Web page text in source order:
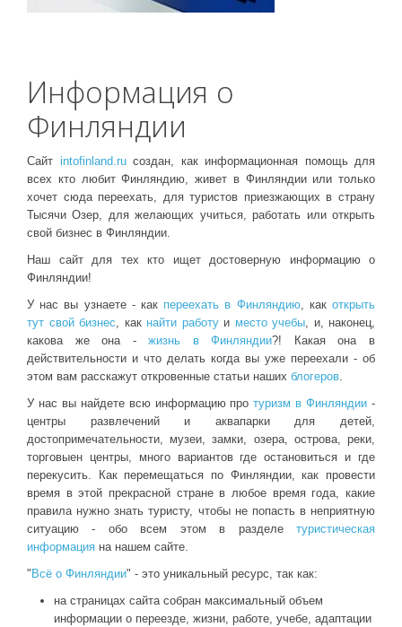
Информация о
Финляндии
Сайт intofinland.ruсоздан, как информационная помощь для
всех кто любит Финляндию, живет в Финляндии или только
хочет сюда переехать, для туристов приезжающих в страну
Тысячи Озер, для желающих учиться, работать или открыть
свой бизнес в Финляндии.
Наш сайт для тех кто ищет достоверную информацию о
Финляндии!
У нас вы узнаете - как переехать в Финляндию, какоткрыть
тут свой бизнес, как найти работуи место учебы, и, наконец,
какова же она -жизнь в Финляндии?! Какая она в
действительности и что делать когда вы уже переехали - об
этом вам расскажут откровенные статьи наших блогеров.
У нас вы найдете всю информацию протуризм в Финляндии -
центры развлечений и аквапарки для детей,
достопримечательности, музеи, замки, озера, острова, реки,
торговыен центры, много вариантов где остановиться и где
перекусить. Как перемещаться по Финляндии, как провести
время в этой прекрасной стране в любое время года, какие
правила нужно знать туристу, чтобы не попасть в неприятную
ситуацию - обо всем этом в разделе туристическая
информация на нашем сайте.
" Всё о Финляндии" - это уникальный ресурс, так как:
на страницах сайта собран максимальный объем
информации о переезде, жизни, работе, учебе, адаптации